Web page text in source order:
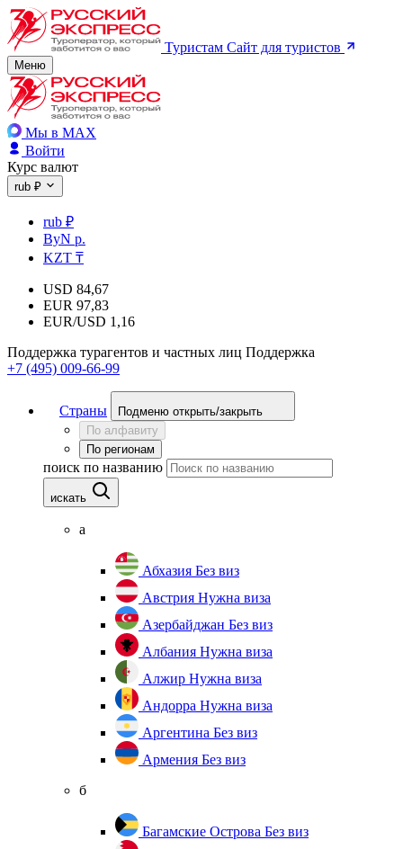
Туристам Сайт для туристов
Меню
Мы в MAX
Войти
Курс валют
rub ₽
rub ₽
ByN р.
KZT ₸
USD 84,67
EUR 97,83
EUR/USD 1,16
Поддержка турагентов и частных лиц Поддержка
+7 (495) 009-66-99
Страны
Подменю открыть/закрыть
По алфавиту
По регионам
поиск по названию
искать
а
Абхазия Без виз
Австрия Нужна виза
Азербайджан Без виз
Албания Нужна виза
Алжир Нужна виза
Андорра Нужна виза
Аргентина Без виз
Армения Без виз
б
Багамские Острова Без виз